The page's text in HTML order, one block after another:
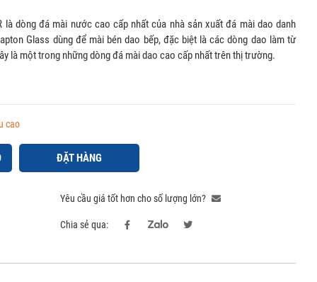
là dòng đá mài nước cao cấp nhất của nhà sản xuất đá mài dao danh
Glass dùng để mài bén dao bếp, đặc biệt là các dòng dao làm từ
là một trong những dòng đá mài dao cao cấp nhất trên thị trường.
cao
ĐẶT HÀNG
Yêu cầu giá tốt hơn cho số lượng lớn?
Chia sẻ qua: